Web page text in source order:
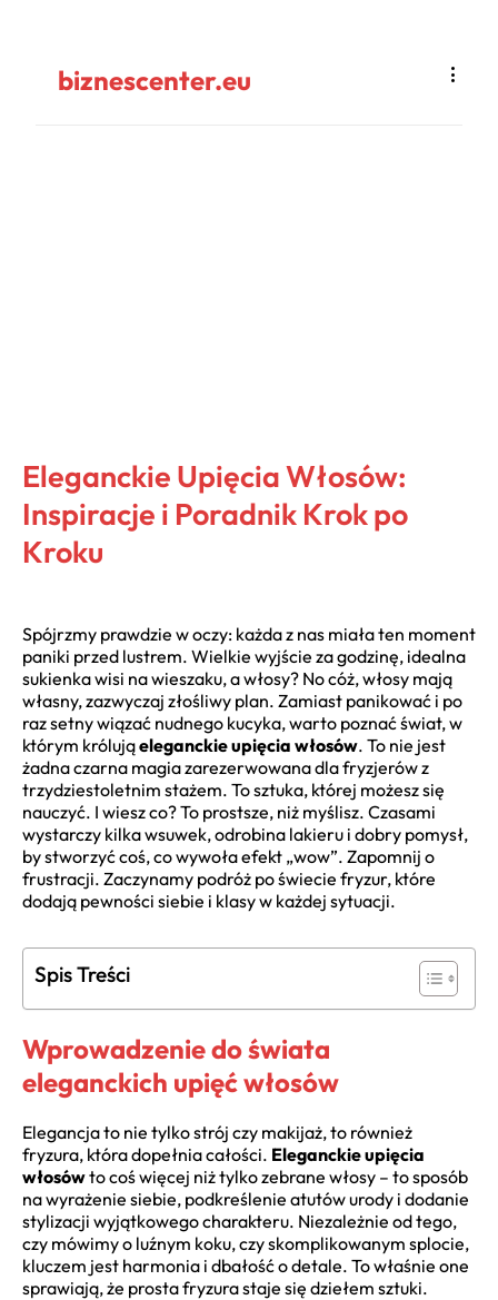
biznescenter.eu
Eleganckie Upięcia Włosów:
Inspiracje i Poradnik Krok po
Kroku
Spójrzmy prawdzie w oczy: każda z nas miała ten moment
paniki przed lustrem. Wielkie wyjście za godzinę, idealna
sukienka wisi na wieszaku, a włosy? No cóż, włosy mają
własny, zazwyczaj złośliwy plan. Zamiast panikować i po
raz setny wiązać nudnego kucyka, warto poznać świat, w
którym królująeleganckie upięcia włosów. To nie jest
żadna czarna magia zarezerwowana dla fryzjerów z
trzydziestoletnim stażem. To sztuka, której możesz się
nauczyć. I wiesz co? To prostsze, niż myślisz. Czasami
wystarczy kilka wsuwek, odrobina lakieru i dobry pomysł,
by stworzyć coś, co wywoła efekt „wow”. Zapomnij o
frustracji. Zaczynamy podróż po świecie fryzur, które
dodają pewności siebie i klasy w każdej sytuacji.
Spis Treści
Wprowadzenie do świata
eleganckich upięć włosów
Elegancja to nie tylko strój czy makijaż, to również
fryzura, która dopełnia całości. Eleganckie upięcia
włosówto coś więcej niż tylko zebrane włosy – to sposób
na wyrażenie siebie, podkreślenie atutów urody i dodanie
stylizacji wyjątkowego charakteru. Niezależnie od tego,
czy mówimy o luźnym koku, czy skomplikowanym splocie,
kluczem jest harmonia i dbałość o detale. To właśnie one
sprawiają, że prosta fryzura staje się dziełem sztuki.